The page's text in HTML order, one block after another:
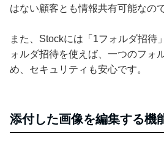
はない顧客とも情報共有可能なので
また、Stockには「1フォルダ招待
ォルダ招待を使えば、一つのフォ
め、セキュリティも安心です。
添付した画像を編集する機